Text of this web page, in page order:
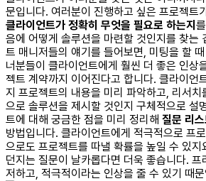
문입니다. 여러분이 진행하고 싶은 프로젝트
클라이언트가 정확히 무엇을 필요로 하는지
음에 어떻게 솔루션을 마련할 것인지를 찾는
트 매니저들의 얘기를 들어보면, 미팅을 할
너분들이 클라이언트에게 훨씬 더 좋은 인상
젝트 계약까지 이어진다고 합니다. 클라이언
지 프로젝트의 내용을 미리 파악하고, 리서치
으로 솔루션을 제시할 것인지 구체적으로 설
트에 대해 궁금한 점을 미리 정리해 질문 리
방법입니다. 클라이언트에게 적극적으로 프
으로도 프로젝트를 따낼 확률을 높일 수 있지
던지는 질문이 날카롭다면 더욱 좋습니다. 프
저하고, 적극적이라는 인상을 줄 수 있기 때